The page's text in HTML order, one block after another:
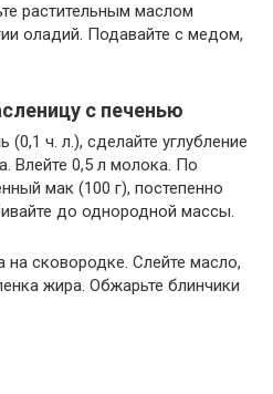
растительным маслом
оладий. Подавайте с медом,
с печенью
(0,1 ч. л.), сделайте углубление
Влейте 0,5 л молока. По
мак (100 г), постепенно
до однородной массы.
на сковородке. Слейте масло,
жира. Обжарьте блинчики